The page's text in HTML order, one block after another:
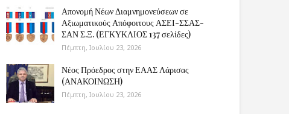
Απονομή Νέων Διαμνημονεύσεων σε
Αξιωματικούς Απόφοιτους ΑΣΕΙ-ΣΣΑΣ-
ΣΑΝ Σ.Ξ. (ΕΓΚΥΚΛΙΟΣ 137 σελίδες)
Πέμπτη, Ιουλίου 23, 2026
Νέος Πρόεδρος στην ΕΑΑΣ Λάρισας
(ΑΝΑΚΟΙΝΩΣΗ)
Πέμπτη, Ιουλίου 23, 2026